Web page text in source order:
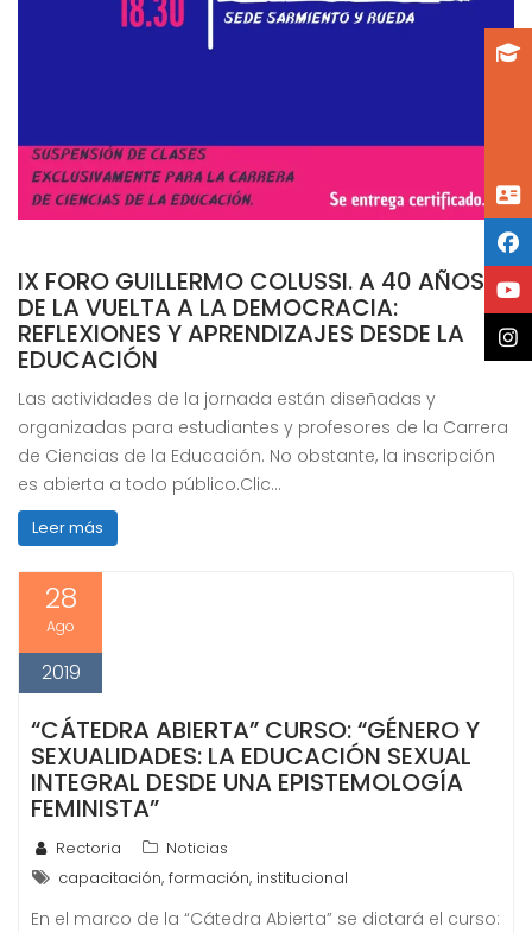
IX FORO GUILLERMO COLUSSI. A 40 AÑOS
DE LA VUELTA A LA DEMOCRACIA:
REFLEXIONES Y APRENDIZAJES DESDE LA
EDUCACIÓN
Las actividades de la jornada están diseñadas y
organizadas para estudiantes y profesores de la Carrera
de Ciencias de la Educación. No obstante, la inscripción
es abierta a todo público.Clic…
Leer más
28
Ago
2019
“CÁTEDRA ABIERTA” CURSO: “GÉNERO Y
SEXUALIDADES: LA EDUCACIÓN SEXUAL
INTEGRAL DESDE UNA EPISTEMOLOGÍA
FEMINISTA”
Rectoria
Noticias
capacitación, formación, institucional
En el marco de la “Cátedra Abierta” se dictará el curso: